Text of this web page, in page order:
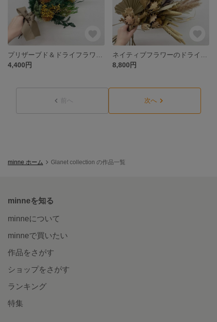
4,400円
8,800円
前へ 次へ
minne ホーム Glanet collection の作品一覧
minneを知る
minneについて
minneで買いたい
作品をさがす
ショップをさがす
ランキング
特集